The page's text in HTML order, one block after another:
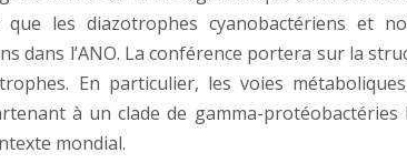
les diazotrophes cyanobactériens et
dans l’ANO. La conférence portera sur la
En particulier, les voies
à un clade de gamma-
mondial.